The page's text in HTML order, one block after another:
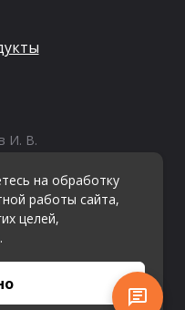
И. В.
на обработку
работы сайта,
целей,
.